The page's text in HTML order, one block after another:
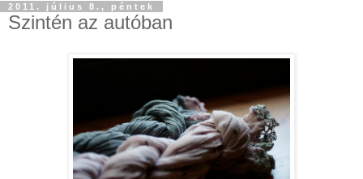
2011. július 8., péntek
Szintén az autóban